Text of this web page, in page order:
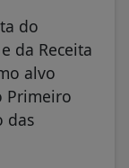
do
da Receita
alvo
Primeiro
das